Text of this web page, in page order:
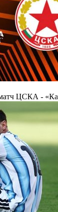
ЦСКА -